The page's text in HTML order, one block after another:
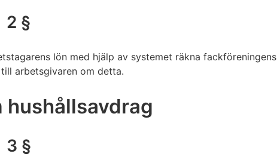
2 §
lön med hjälp av systemet räkna fackföreningens
arbetsgivaren om detta.
hushållsavdrag
3 §